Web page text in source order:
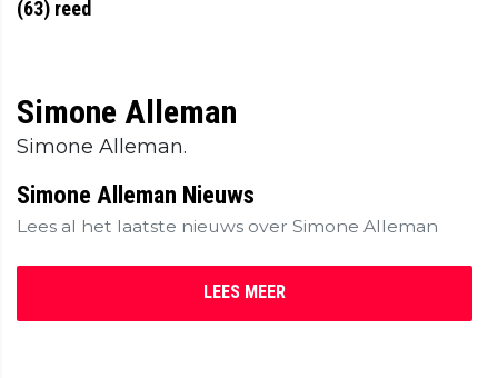
(63) reed
Simone Alleman
Simone Alleman.
Simone Alleman Nieuws
Lees al het laatste nieuws over Simone Alleman
LEES MEER